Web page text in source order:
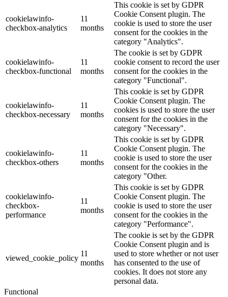
cookielawinfo-
checkbox-analytics
11
months
This cookie is set by GDPR
Cookie Consent plugin. The
cookie is used to store the user
consent for the cookies in the
category "Analytics".
cookielawinfo-
checkbox-functional
11
months
The cookie is set by GDPR
cookie consent to record the user
consent for the cookies in the
category "Functional".
cookielawinfo-
checkbox-necessary
11
months
This cookie is set by GDPR
Cookie Consent plugin. The
cookies is used to store the user
consent for the cookies in the
category "Necessary".
cookielawinfo-
checkbox-others
11
months
This cookie is set by GDPR
Cookie Consent plugin. The
cookie is used to store the user
consent for the cookies in the
category "Other.
cookielawinfo-
checkbox-
performance
11
months
This cookie is set by GDPR
Cookie Consent plugin. The
cookie is used to store the user
consent for the cookies in the
category "Performance".
viewed_cookie_policy
11
months
The cookie is set by the GDPR
Cookie Consent plugin and is
used to store whether or not user
has consented to the use of
cookies. It does not store any
personal data.
Functional